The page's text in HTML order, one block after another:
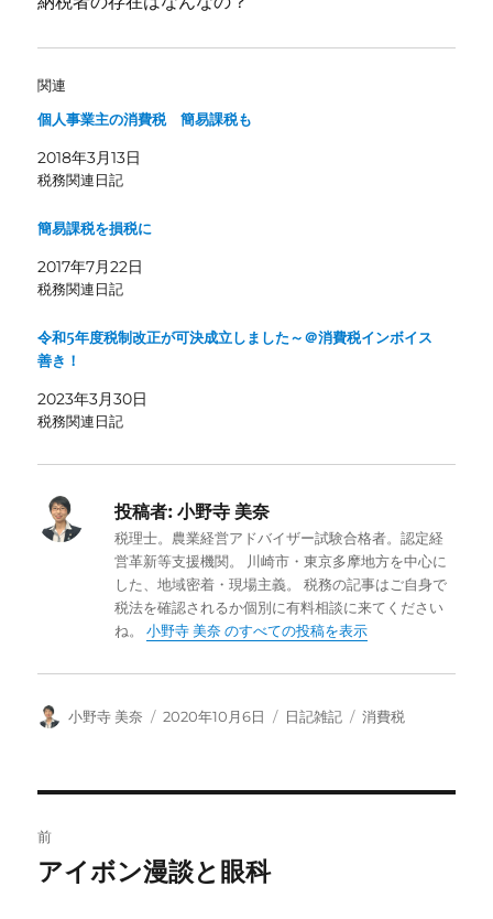
関連
個人事業主の消費税 簡易課税も
2018年3月13日
税務関連日記
簡易課税を損税に
2017年7月22日
税務関連日記
令和5年度税制改正が可決成立しました～＠消費税インボイス
善き！
2023年3月30日
税務関連日記
投稿者: 小野寺 美奈
税理士。農業経営アドバイザー試験合格者。認定経
営革新等支援機関。 川崎市・東京多摩地方を中心に
した、地域密着・現場主義。 税務の記事はご自身で
税法を確認されるか個別に有料相談に来てください
ね。小野寺 美奈 のすべての投稿を表示
投
小野寺 美奈
投
2020年10月6日
カ
日記雑記
タ
消費税
稿
前
前
アイボン漫談と眼科